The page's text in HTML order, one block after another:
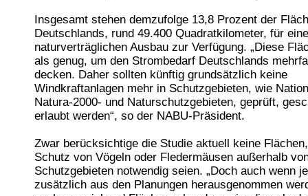
Insgesamt stehen demzufolge 13,8 Prozent der
Deutschlands, rund 49.400 Quadratkilometer, für
naturverträglichen Ausbau zur Verfügung. „Diese
als genug, um den Strombedarf Deutschlands
decken. Daher sollten künftig grundsätzlich keine
Windkraftanlagen mehr in Schutzgebieten, wie
Natura-2000- und Naturschutzgebieten, geprüft,
erlaubt werden“, so der NABU-Präsident.
Zwar berücksichtige die Studie aktuell keine
Schutz von Vögeln oder Fledermäusen außerhalb
Schutzgebieten notwendig seien. „Doch auch wenn
zusätzlich aus den Planungen herausgenommen